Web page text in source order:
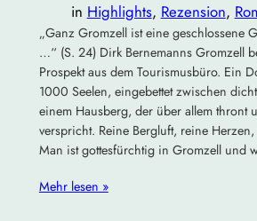
in Highlights, Rezension,
„Ganz Gromzell ist eine geschlossene
…“ (S. 24) Dirk Bernemanns Gromzell
Prospekt aus dem Tourismusbüro. Ein
1000 Seelen, eingebettet zwischen
einem Hausberg, der über allem thront
verspricht. Reine Bergluft, reine
Man ist gottesfürchtig in Gromzell und
Mehr lesen »